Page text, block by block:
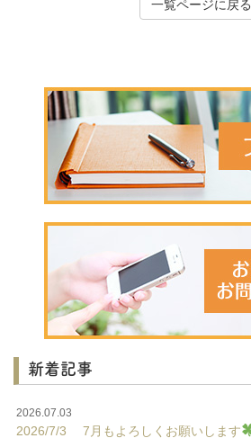
一覧ページに戻る
新着記事
2026.07.03
2026/7/3 7月もよろしくお願いします